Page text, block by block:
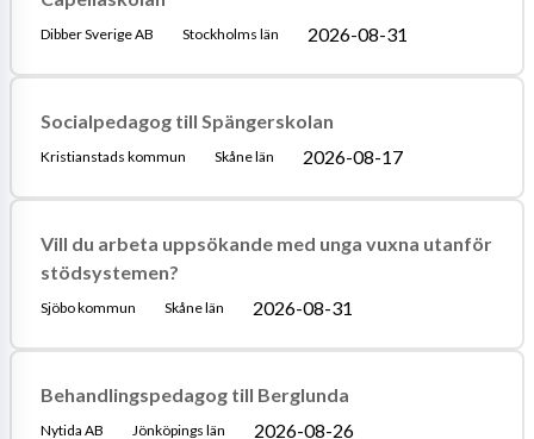
Dibber Sverige AB Stockholms län 2026-08-31
Socialpedagog till Spängerskolan
Kristianstads kommun Skåne län 2026-08-17
Vill du arbeta uppsökande med unga vuxna utanför
stödsystemen?
Sjöbo kommun Skåne län 2026-08-31
Behandlingspedagog till Berglunda
Nytida AB Jönköpings län 2026-08-26